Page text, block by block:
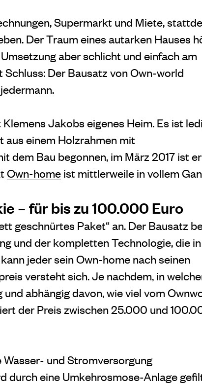
Supermarkt und Miete,
Der Traum eines autarken Hauses
aber schlicht und einfach am
Der Bausatz von Own-world
Jakobs eigenes Heim. Es ist
aus einem Holzrahmen mit
dem Bau begonnen, im März 2017 ist er
Own-home ist mittlerweile in vollem
– für bis zu 100.000 Euro
geschnürtes Paket“ an. Der Bausatz
und der kompletten Technologie, die
jeder sein Own-home nach seinen
versteht sich. Je nachdem, in
abhängig davon, wie viel vom
der Preis zwischen 25.000 und
und Stromversorgung
durch eine Umkehrosmose-Anlage